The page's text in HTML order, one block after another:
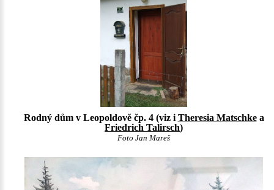
Rodný dům v Leopoldově čp. 4 (viz i Theresia Matschkea
Friedrich Talirsch)
Foto Jan Mareš